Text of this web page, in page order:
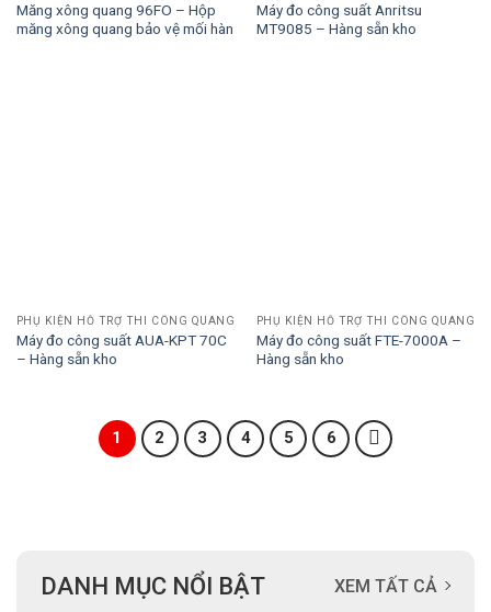
Măng xông quang 96FO – Hộp
măng xông quang bảo vệ mối hàn
Máy đo công suất Anritsu
MT9085 – Hàng sẵn kho
PHỤ KIỆN HỖ TRỢ THI CÔNG QUANG
Máy đo công suất AUA-KPT 70C
– Hàng sẵn kho
PHỤ KIỆN HỖ TRỢ THI CÔNG QUANG
Máy đo công suất FTE-7000A –
Hàng sẵn kho
1 2 3 4 5 6
DANH MỤC NỔI BẬT XEM TẤT CẢ